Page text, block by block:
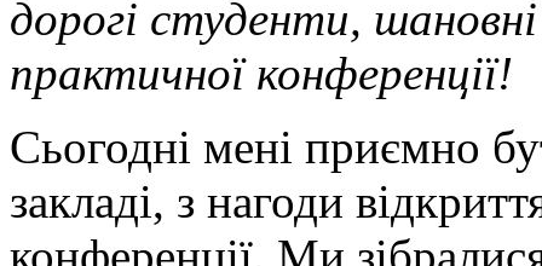
дорогі студенти,
практичної конференції!
Сьогодні мені приємно
закладі, з нагоди
конференції. Ми